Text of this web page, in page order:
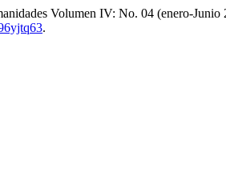
Volumen IV: No. 04 (enero-Junio
.